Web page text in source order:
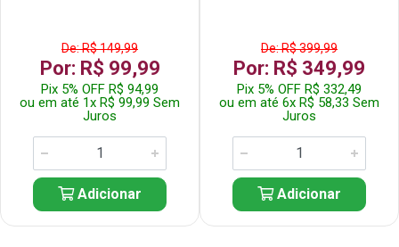
De: R$ 149,99
Por: R$ 99,99
Pix 5% OFF R$ 94,99
ou em até 1x R$ 99,99 Sem
Juros
Adicionar
De: R$ 399,99
Por: R$ 349,99
Pix 5% OFF R$ 332,49
ou em até 6x R$ 58,33 Sem
Juros
Adicionar